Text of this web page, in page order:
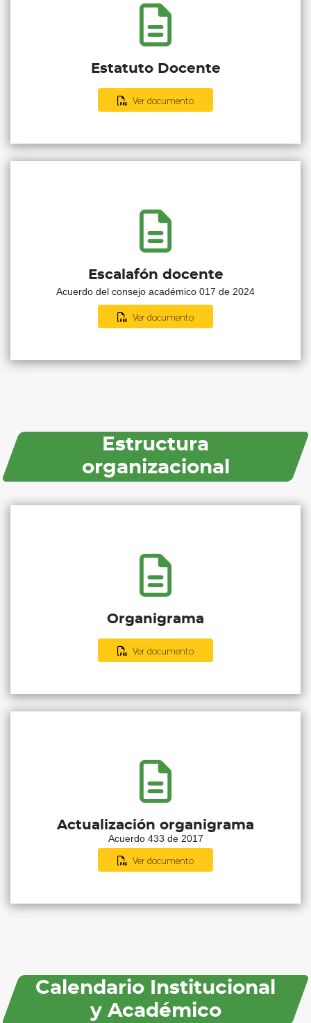
Estatuto Docente
Ver documento
Escalafón docente
Acuerdo del consejo académico 017 de 2024
Ver documento
Estructura
organizacional
Organigrama
Ver documento
Actualización organigrama
Acuerdo 433 de 2017
Ver documento
Calendario Institucional
y Académico